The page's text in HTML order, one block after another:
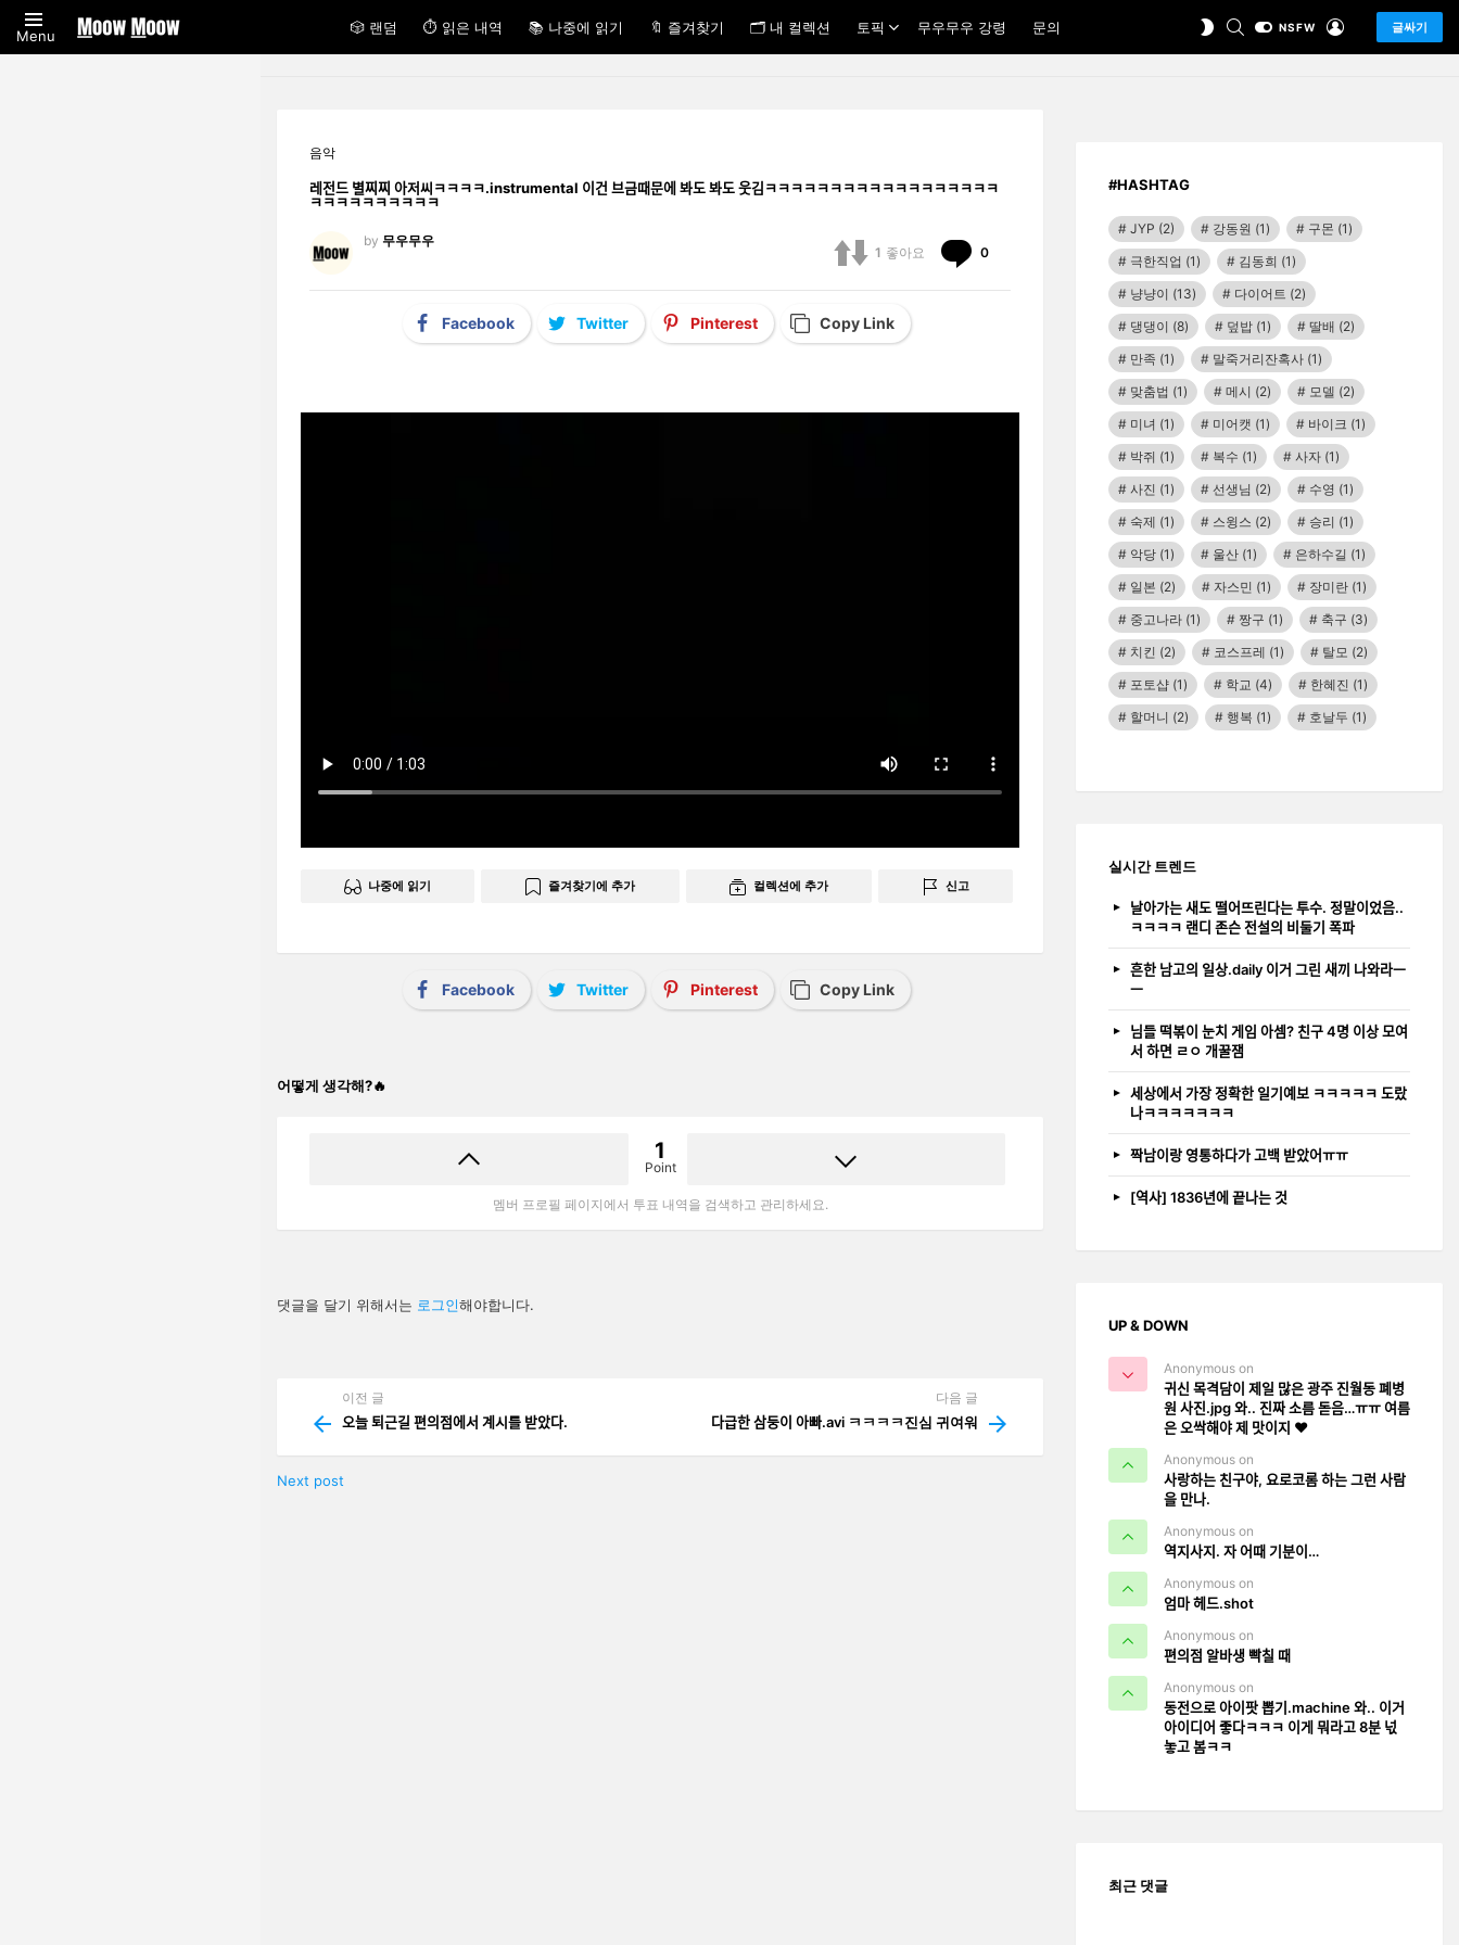
Menu 🎲 랜덤 ⏱ 읽은 내역 📚 나중에 읽기 🔖 즐겨찾기 🗂 내 컬렉션 토픽 무우무우 강령 문의
SWITCHSEARCHNSFW 글싸기
음악
레전드 별찌찌 아저씨ㅋㅋㅋㅋ.instrumental 이건 브금때문에 봐도 봐도 웃김ㅋㅋㅋㅋㅋㅋㅋㅋㅋㅋㅋㅋㅋㅋㅋㅋㅋㅋ
ㅋㅋㅋㅋㅋㅋㅋㅋㅋㅋ
by 무우무우
1 좋아요 0
Facebook Twitter Pinterest Copy Link
나중에 읽기 즐겨찾기에 추가 컬렉션에 추가 신고
Facebook Twitter Pinterest Copy Link
어떻게 생각해?🔥
1
Point
멤버 프로필 페이지에서 투표 내역을 검색하고 관리하세요.
답
글
댓글을 달기 위해서는 로그인해야합니다.
more
이전 글
오늘 퇴근길 편의점에서 계시를 받았다.
다음 글
다급한 삼둥이 아빠.avi ㅋㅋㅋㅋ진심 귀여워
Next post
#HASHTAG
JYP (2) 강동원 (1) 구몬 (1)
극한직업 (1) 김동희 (1)
냥냥이 (13) 다이어트 (2)
댕댕이 (8) 덮밥 (1) 딸배 (2)
만족 (1) 말죽거리잔혹사 (1)
맞춤법 (1) 메시 (2) 모델 (2)
미녀 (1) 미어캣 (1) 바이크 (1)
박쥐 (1) 복수 (1) 사자 (1)
사진 (1) 선생님 (2) 수영 (1)
숙제 (1) 스윙스 (2) 승리 (1)
악당 (1) 울산 (1) 은하수길 (1)
일본 (2) 자스민 (1) 장미란 (1)
중고나라 (1) 짱구 (1) 축구 (3)
치킨 (2) 코스프레 (1) 탈모 (2)
포토샵 (1) 학교 (4) 한혜진 (1)
할머니 (2) 행복 (1) 호날두 (1)
실시간 트렌드
날아가는 새도 떨어뜨린다는 투수. 정말이었음..
ㅋㅋㅋㅋ 랜디 존슨 전설의 비둘기 폭파
흔한 남고의 일상.daily 이거 그린 새끼 나와라ㅡ
ㅡ
님들 떡볶이 눈치 게임 아셈? 친구 4명 이상 모여
서 하면 ㄹㅇ 개꿀잼
세상에서 가장 정확한 일기예보 ㅋㅋㅋㅋㅋ 도랐
나ㅋㅋㅋㅋㅋㅋㅋ
짝남이랑 영통하다가 고백 받았어ㅠㅠ
[역사] 1836년에 끝나는 것
UP & DOWN
Anonymous on
귀신 목격담이 제일 많은 광주 진월동 폐병
원 사진.jpg 와.. 진짜 소름 돋음…ㅠㅠ 여름
은 오싹해야 제 맛이지 ❤️
Anonymous on
사랑하는 친구야, 요로코롬 하는 그런 사람
을 만나.
Anonymous on
역지사지. 자 어때 기분이…
Anonymous on
엄마 헤드.shot
Anonymous on
편의점 알바생 빡칠 때
Anonymous on
동전으로 아이팟 뽑기.machine 와.. 이거
아이디어 좋다ㅋㅋㅋ 이게 뭐라고 8분 넋
놓고 봄ㅋㅋ
최근 댓글